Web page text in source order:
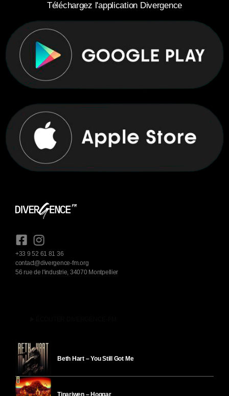
Téléchargez l'application Divergence
+33 9 52 61 81 36
contact@divergence-fm.org
56 rue de l'industrie, 34070 Montpellier
Beth Hart – You Still Got Me
Tinariwen – Hoggar